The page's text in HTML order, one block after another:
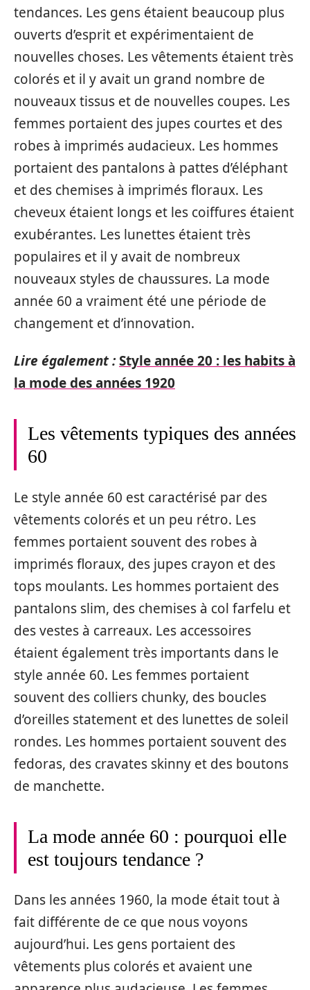
tendances. Les gens étaient beaucoup plus
ouverts d’esprit et expérimentaient de
nouvelles choses. Les vêtements étaient très
colorés et il y avait un grand nombre de
nouveaux tissus et de nouvelles coupes. Les
femmes portaient des jupes courtes et des
robes à imprimés audacieux. Les hommes
portaient des pantalons à pattes d’éléphant
et des chemises à imprimés floraux. Les
cheveux étaient longs et les coiffures étaient
exubérantes. Les lunettes étaient très
populaires et il y avait de nombreux
nouveaux styles de chaussures. La mode
année 60 a vraiment été une période de
changement et d’innovation.
Lire également :Style année 20 : les habits à
la mode des années 1920
Les vêtements typiques des années
60
Le style année 60 est caractérisé par des
vêtements colorés et un peu rétro. Les
femmes portaient souvent des robes à
imprimés floraux, des jupes crayon et des
tops moulants. Les hommes portaient des
pantalons slim, des chemises à col farfelu et
des vestes à carreaux. Les accessoires
étaient également très importants dans le
style année 60. Les femmes portaient
souvent des colliers chunky, des boucles
d’oreilles statement et des lunettes de soleil
rondes. Les hommes portaient souvent des
fedoras, des cravates skinny et des boutons
de manchette.
La mode année 60 : pourquoi elle
est toujours tendance ?
Dans les années 1960, la mode était tout à
fait différente de ce que nous voyons
aujourd’hui. Les gens portaient des
vêtements plus colorés et avaient une